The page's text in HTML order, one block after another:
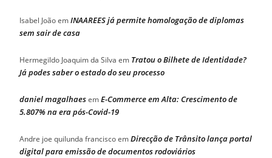
Isabel JoãoemINAAREES já permite homologação de diplomas
sem sair de casa
Hermegildo Joaquim da Silva em Tratou o Bilhete de Identidade?
Já podes saber o estado do seu processo
daniel magalhaesemE-Commerce em Alta: Crescimento de
5.807% na era pós-Covid-19
Andre joe quilunda franciscoemDirecção de Trânsito lança portal
digital para emissão de documentos rodoviários